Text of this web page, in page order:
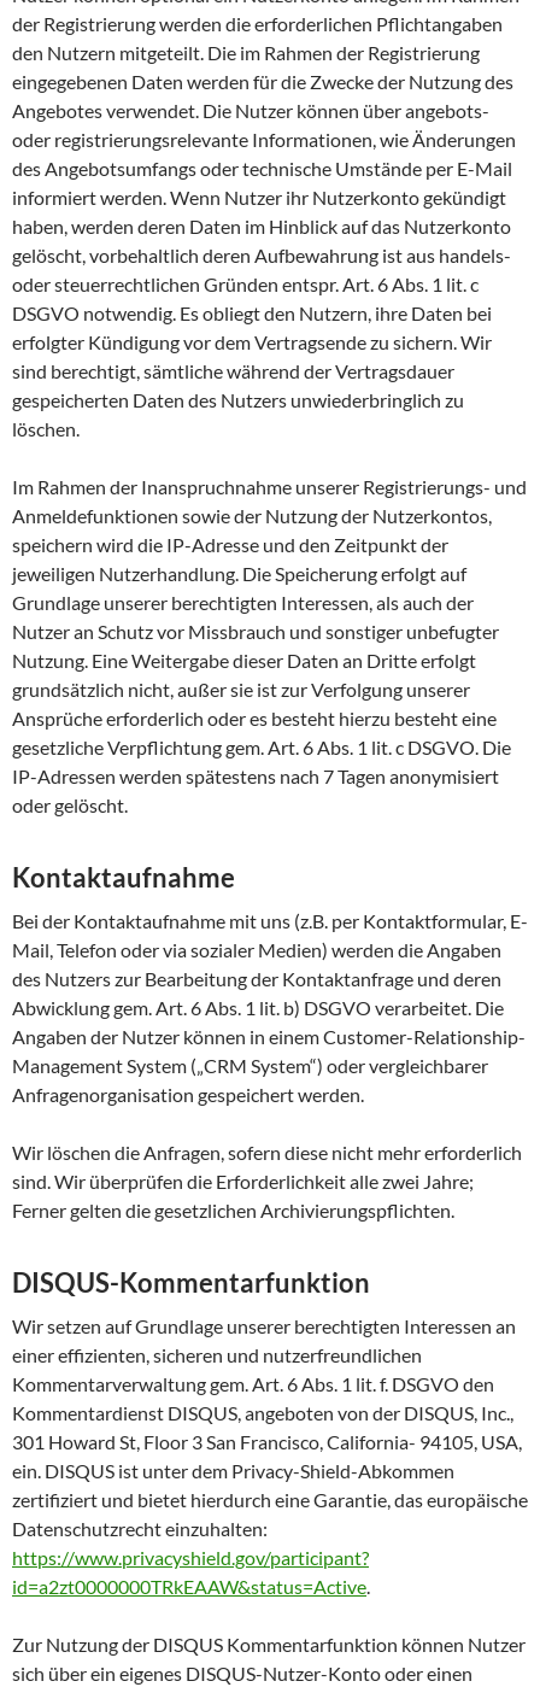
der Registrierung werden die erforderlichen Pflichtangaben
den Nutzern mitgeteilt. Die im Rahmen der Registrierung
eingegebenen Daten werden für die Zwecke der Nutzung des
Angebotes verwendet. Die Nutzer können über angebots-
oder registrierungsrelevante Informationen, wie Änderungen
des Angebotsumfangs oder technische Umstände per E-Mail
informiert werden. Wenn Nutzer ihr Nutzerkonto gekündigt
haben, werden deren Daten im Hinblick auf das Nutzerkonto
gelöscht, vorbehaltlich deren Aufbewahrung ist aus handels-
oder steuerrechtlichen Gründen entspr. Art. 6 Abs. 1 lit. c
DSGVO notwendig. Es obliegt den Nutzern, ihre Daten bei
erfolgter Kündigung vor dem Vertragsende zu sichern. Wir
sind berechtigt, sämtliche während der Vertragsdauer
gespeicherten Daten des Nutzers unwiederbringlich zu
löschen.
Im Rahmen der Inanspruchnahme unserer Registrierungs- und
Anmeldefunktionen sowie der Nutzung der Nutzerkontos,
speichern wird die IP-Adresse und den Zeitpunkt der
jeweiligen Nutzerhandlung. Die Speicherung erfolgt auf
Grundlage unserer berechtigten Interessen, als auch der
Nutzer an Schutz vor Missbrauch und sonstiger unbefugter
Nutzung. Eine Weitergabe dieser Daten an Dritte erfolgt
grundsätzlich nicht, außer sie ist zur Verfolgung unserer
Ansprüche erforderlich oder es besteht hierzu besteht eine
gesetzliche Verpflichtung gem. Art. 6 Abs. 1 lit. c DSGVO. Die
IP-Adressen werden spätestens nach 7 Tagen anonymisiert
oder gelöscht.
Kontaktaufnahme
Bei der Kontaktaufnahme mit uns (z.B. per Kontaktformular, E-
Mail, Telefon oder via sozialer Medien) werden die Angaben
des Nutzers zur Bearbeitung der Kontaktanfrage und deren
Abwicklung gem. Art. 6 Abs. 1 lit. b) DSGVO verarbeitet. Die
Angaben der Nutzer können in einem Customer-Relationship-
Management System („CRM System“) oder vergleichbarer
Anfragenorganisation gespeichert werden.
Wir löschen die Anfragen, sofern diese nicht mehr erforderlich
sind. Wir überprüfen die Erforderlichkeit alle zwei Jahre;
Ferner gelten die gesetzlichen Archivierungspflichten.
DISQUS-Kommentarfunktion
Wir setzen auf Grundlage unserer berechtigten Interessen an
einer effizienten, sicheren und nutzerfreundlichen
Kommentarverwaltung gem. Art. 6 Abs. 1 lit. f. DSGVO den
Kommentardienst DISQUS, angeboten von der DISQUS, Inc.,
301 Howard St, Floor 3 San Francisco, California- 94105, USA,
ein. DISQUS ist unter dem Privacy-Shield-Abkommen
zertifiziert und bietet hierdurch eine Garantie, das europäische
Datenschutzrecht einzuhalten:
https://www.privacyshield.gov/participant?
id=a2zt0000000TRkEAAW&status=Active.
Zur Nutzung der DISQUS Kommentarfunktion können Nutzer
sich über ein eigenes DISQUS-Nutzer-Konto oder einen